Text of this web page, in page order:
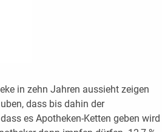
in zehn Jahren aussieht zeigen
dass bis dahin der
es Apotheken-Ketten geben wird